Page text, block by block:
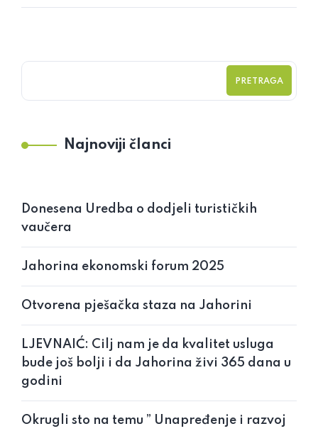
PRETRAGA
Najnoviji članci
Donesena Uredba o dodjeli turističkih
vaučera
Jahorina ekonomski forum 2025
Otvorena pješačka staza na Jahorini
LJEVNAIĆ: Cilj nam je da kvalitet usluga
bude još bolji i da Jahorina živi 365 dana u
godini
Okrugli sto na temu ” Unapređenje i razvoj